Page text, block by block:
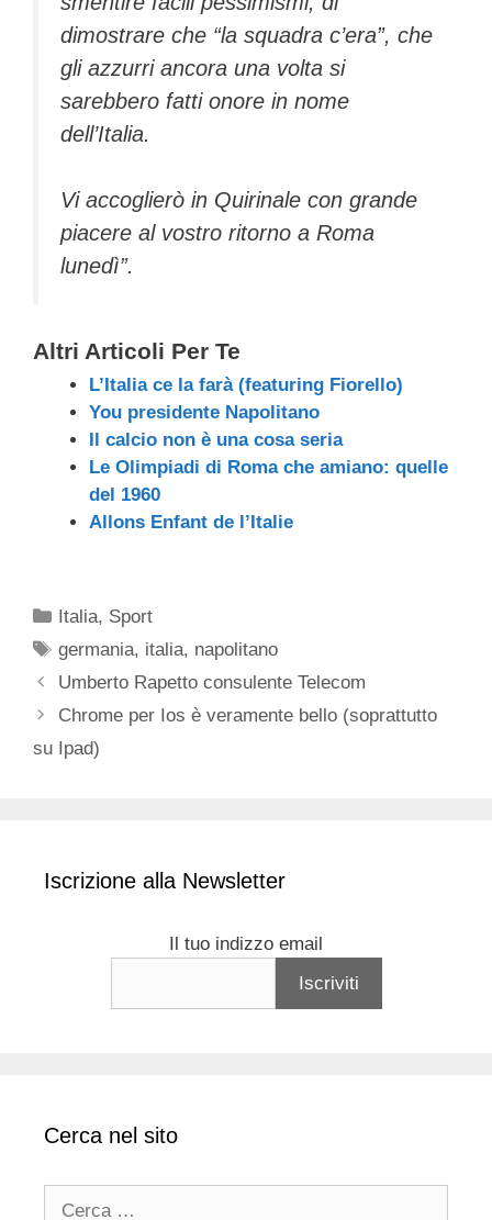
dimostrare che “la squadra c’era”, che
gli azzurri ancora una volta si
sarebbero fatti onore in nome
dell’Italia.
Vi accoglierò in Quirinale con grande
piacere al vostro ritorno a Roma
lunedì”.
Altri Articoli Per Te
L’Italia ce la farà (featuring Fiorello)
You presidente Napolitano
Il calcio non è una cosa seria
Le Olimpiadi di Roma che amiano: quelle
del 1960
Allons Enfant de l’Italie
Categorie
Italia, Sport
Tag
germania, italia, napolitano
Umberto Rapetto consulente Telecom
Chrome per Ios è veramente bello (soprattutto
su Ipad)
Iscrizione alla Newsletter
Il tuo indizzo email
Cerca nel sito